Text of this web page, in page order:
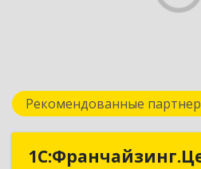
Рекомендованные